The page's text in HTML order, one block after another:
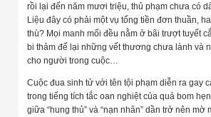
rồi lại đến năm mươi triệu, thủ phạm chưa có
Liệu đây có phải một vụ tống tiền đơn thuần,
thù? Mọi manh mối đều nằm ở bãi trượt tuyết
bi thảm để lại những vết thương chưa lành và
cho người trong cuộc…
Cuộc đua sinh tử với tên tội phạm diễn ra gay
trong tiếng tích tắc oan nghiệt của quả bom
giữa “hung thủ” và “nạn nhân” dần trở nên mờ